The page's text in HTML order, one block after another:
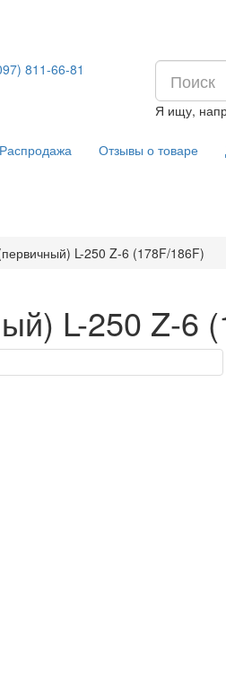
811-66-81
Я ищу,
Распродажа Отзывы о товаре
L-250 Z-6 (178F/186F)
L-250 Z-6